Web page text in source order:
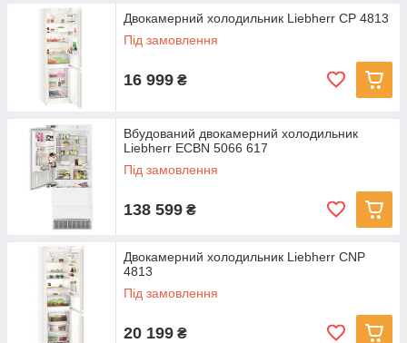
Двокамерний холодильник Liebherr CP 4813
Під замовлення
16 999 ₴
Вбудований двокамерний холодильник
Liebherr ECBN 5066 617
Під замовлення
138 599 ₴
Двокамерний холодильник Liebherr CNP
4813
Під замовлення
20 199 ₴